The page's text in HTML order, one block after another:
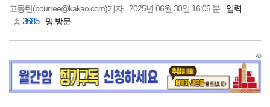
고동탄(bourree@kakao.com)기자 2025년 06월 30일 16:05 분
입력
총3685 명 방문
AD